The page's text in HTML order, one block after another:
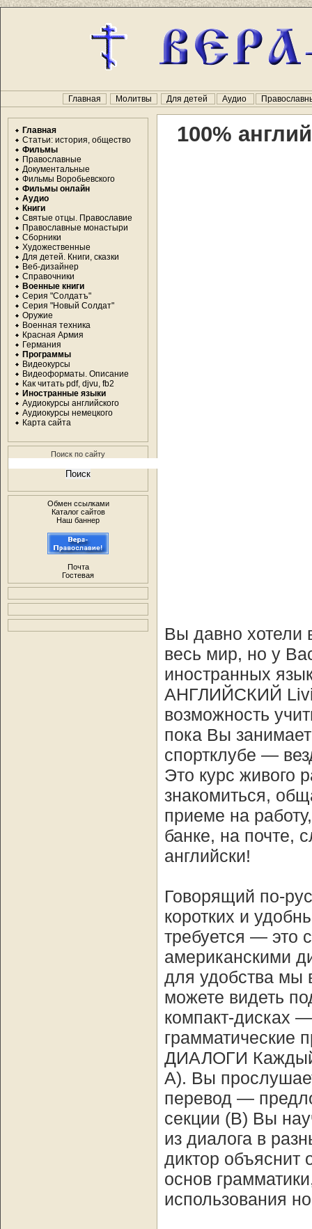
Главная Молитвы Для детей Аудио
Главная
Статьи: история, общество
Фильмы
Православные
Документальные
Фильмы Воробьевского
Фильмы онлайн
Аудио
Книги
Святые отцы. Православие
Православные монастыри
Сборники
Художественные
Для детей. Книги, сказки
Веб-дизайнер
Справочники
Военные книги
Серия "Солдатъ"
Серия "Новый Солдат"
Оружие
Военная техника
Красная Армия
Германия
Программы
Видеокурсы
Видеоформаты. Описание
Как читать pdf, djvu, fb2
Иностранные языки
Аудиокурсы английского
Аудиокурсы немецкого
Карта сайта
Поиск по сайту
Обмен ссылками
Каталог сайтов
Наш баннер
Почта
Гостевая
100%
Вы давно хотели
весь мир, но у
иностранных
АНГЛИЙСКИЙ
возможность
пока Вы
спортклубе —
Это курс живого
знакомиться,
приеме на
банке, на почте,
английски!
Говорящий по-
коротких и
требуется — это
американскими
для удобства мы
можете видеть
компакт-дисках
ДИАЛОГИ Каждый
А). Вы
перевод —
секции (В) Вы
из диалога в
диктор объяснит
основ
использования